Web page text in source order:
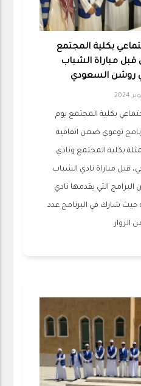
بكلية المجتمع
قبل مباراة الشباب
روشن السعودي
بكلية المجتمع يوم
برنامج توعوي ضمن اتفاقية
بكلية المجتمع ونادي
قبل مباراة نادي الشباب
التي يقدمها نادي
حيث شارك في البرنامج عدد
الزوار